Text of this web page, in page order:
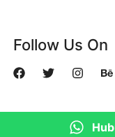
Follow Us On